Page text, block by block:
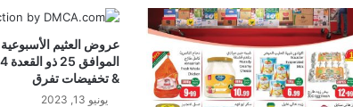
& تخفيضات تفرق
يونيو 13, 2023